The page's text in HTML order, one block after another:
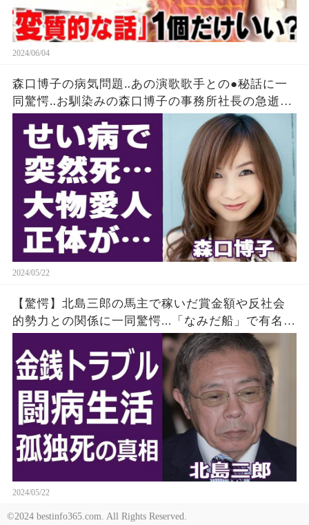
2024/06/04
森口博子の病気問題‥あの演歌歌手との●秘話に一
同驚愕‥お馴染みの森口博子の事務所社長の急逝に
2024/05/22
【驚愕】北島三郎の馬主で稼いだ賞金額や反社会
的勢力との関係に一同驚愕...「なみだ船」で有名な
演歌歌手の闘病生活や息子の孤独死の真相に耳を
疑った......
2024/05/22
©2024 bestinfo365.com. All Rights Reserved.